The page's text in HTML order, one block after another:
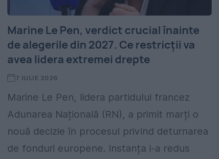
Marine Le Pen, verdict crucial înainte
de alegerile din 2027. Ce restricții va
avea lidera extremei drepte
7 IULIE 2026
Marine Le Pen, lidera partidului francez
Adunarea Națională (RN), a primit marți o
nouă decizie în procesul privind deturnarea
de fonduri europene. Instanța i-a redus